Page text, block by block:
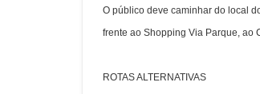
O público deve caminhar do local
frente ao Shopping Via Parque, ao
ROTAS ALTERNATIVAS